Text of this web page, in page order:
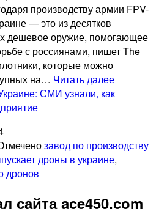
производству армии FPV-
— это из десятков
дешевое оружие, помогающее
с россиянами, пишет The
которые можно
на… Читать далее
СМИ узнали, как
завод по производству
дроны в украине,
дронов
сайта ace450.com